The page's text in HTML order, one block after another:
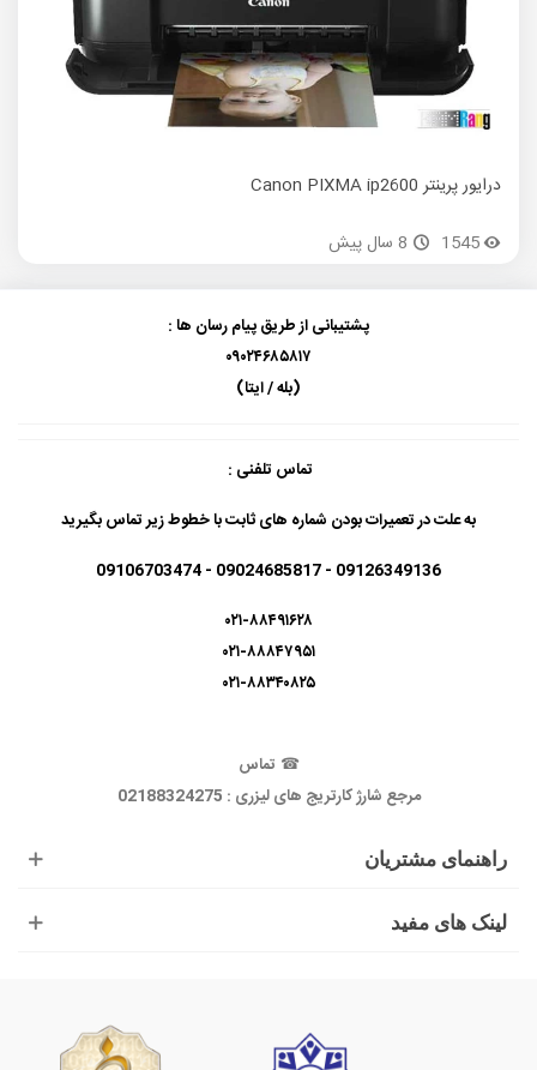
درایور پرینتر Canon PIXMA ip2600
1545
8 سال پیش
راهنمای مشتریان
لینک های مفید
پشتیبانی از طریق پیام رسان ها :
۰۹۰۲۴۶۸۵۸۱۷
(بله / ایتا)
تماس تلفنی :
به علت در تعمیرات بودن شماره های ثابت با خطوط زیر تماس بگیرید
09126349136 - 09024685817 - 09106703474
۰۲۱-۸۸۴۹۱۶۲۸
۰۲۱-۸۸۸۴۷۹۵۱
۰۲۱-۸۸۳۴۰۸۲۵
☎ تماس
مرجع شارژ کارتریج های لیزری : 02188324275